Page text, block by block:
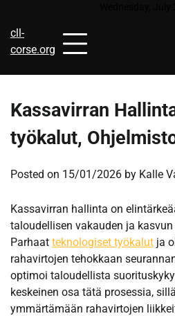
content
cll-
corse.org
Kassavirran
työkalut,
Posted on 15/01/2026 by Kalle
Kassavirran hallinta on
taloudellisen vakauden ja
Parhaat teknologiset työkalut ja
rahavirtojen tehokkaan
optimoi taloudellista
keskeinen osa tätä prosessia,
ymmärtämään rahavirtojen